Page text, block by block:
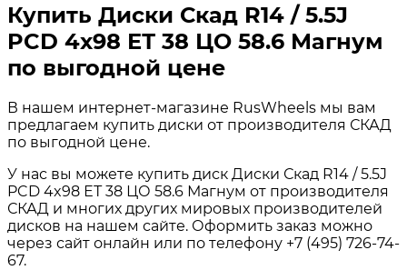
Купить Диски Скад R14 / 5.5J
PCD 4x98 ЕТ 38 ЦО 58.6 Магнум
по выгодной цене
В нашем интернет-магазине RusWheels мы вам
предлагаем купить диски от производителя СКАД
по выгодной цене.
У нас вы можете купить диск Диски Скад R14 / 5.5J
PCD 4x98 ЕТ 38 ЦО 58.6 Магнум от производителя
СКАД и многих других мировых производителей
дисков на нашем сайте. Оформить заказ можно
через сайт онлайн или по телефону +7 (495) 726-74-
67.